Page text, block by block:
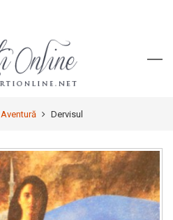
Aventură Dervisul